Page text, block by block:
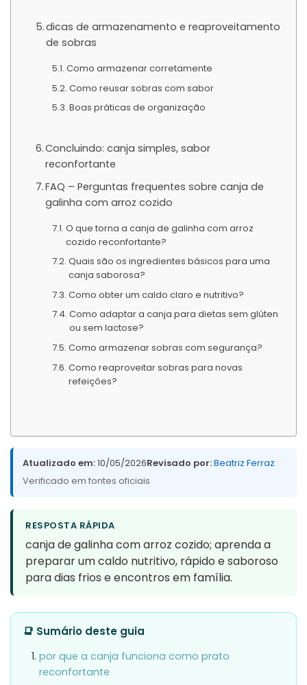
dicas de armazenamento e reaproveitamento
de sobras
Como armazenar corretamente
Como reusar sobras com sabor
Boas práticas de organização
Concluindo: canja simples, sabor
reconfortante
FAQ – Perguntas frequentes sobre canja de
galinha com arroz cozido
O que torna a canja de galinha com arroz
cozido reconfortante?
Quais são os ingredientes básicos para uma
canja saborosa?
Como obter um caldo claro e nutritivo?
Como adaptar a canja para dietas sem glúten
ou sem lactose?
Como armazenar sobras com segurança?
Como reaproveitar sobras para novas
refeições?
Atualizado em:10/05/2026Revisado por:Beatriz Ferraz
Verificado em fontes oficiais
RESPOSTA RÁPIDA
canja de galinha com arroz cozido; aprenda a
preparar um caldo nutritivo, rápido e saboroso
para dias frios e encontros em família.
📑 Sumário deste guia
por que a canja funciona como prato
reconfortante